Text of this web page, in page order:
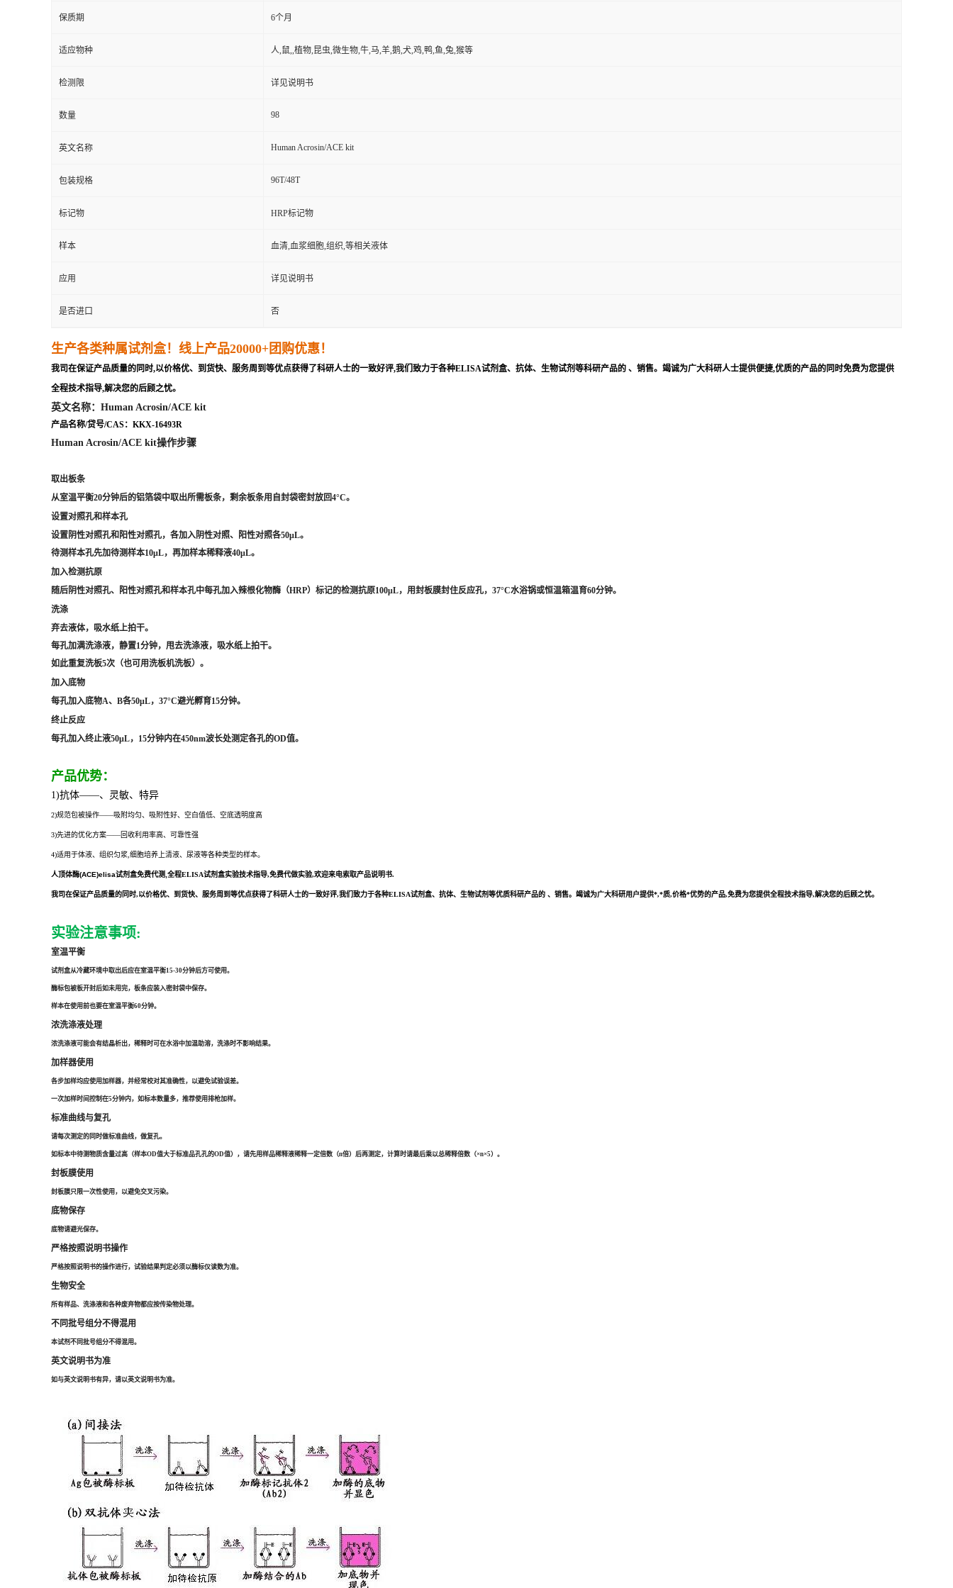
保质期 6个月
适应物种 人,鼠,,植物,昆虫,微生物,牛,马,羊,鹅,犬,鸡,鸭,鱼,兔,猴等
检测限 详见说明书
数量 98
英文名称 Human Acrosin/ACE kit
包装规格 96T/48T
标记物 HRP标记物
样本 血清,血浆细胞,组织,等相关液体
应用 详见说明书
是否进口 否
生产各类种属试剂盒！线上产品20000+团购优惠！
我司在保证产品质量的同时,以价格优、到货快、服务周到等优点获得了科研人士的一致好评,我们致力于各种ELISA试剂盒、抗体、生物试剂等科研产品的 、销售。竭诚为广大科研人士提供便捷,优质的产品的同时免费为您提供
全程技术指导,解决您的后顾之忧。
英文名称：Human Acrosin/ACE kit
产品名称/贷号/CAS：KKX-16493R
Human Acrosin/ACE kit操作步骤
取出板条
从室温平衡20分钟后的铝箔袋中取出所需板条，剩余板条用自封袋密封放回4°C。
设置对照孔和样本孔
设置阴性对照孔和阳性对照孔，各加入阴性对照、阳性对照各50μL。
待测样本孔先加待测样本10μL，再加样本稀释液40μL。
加入检测抗原
随后阴性对照孔、阳性对照孔和样本孔中每孔加入辣根化物酶（HRP）标记的检测抗原100μL，用封板膜封住反应孔，37°C水浴锅或恒温箱温育60分钟。
洗涤
弃去液体，吸水纸上拍干。
每孔加满洗涤液，静置1分钟，甩去洗涤液，吸水纸上拍干。
如此重复洗板5次（也可用洗板机洗板）。
加入底物
每孔加入底物A、B各50μL，37°C避光孵育15分钟。
终止反应
每孔加入终止液50μL，15分钟内在450nm波长处测定各孔的OD值。
产品优势：
1)抗体——、灵敏、特异
2)规范包被操作——吸附均匀、吸附性好、空白值低、空底透明度高
3)先进的优化方案——回收利用率高、可靠性强
4)适用于体液、组织匀浆,细胞培养上清液、尿液等各种类型的样本。
人顶体酶(ACE)elisa试剂盒免费代测,全程ELISA试剂盒实验技术指导,免费代做实验,欢迎来电索取产品说明书.
我司在保证产品质量的同时,以价格优、到货快、服务周到等优点获得了科研人士的一致好评,我们致力于各种ELISA试剂盒、抗体、生物试剂等优质科研产品的 、销售。竭诚为广大科研用户提供*,*质,价格*优势的产品,免费为您提供全程技术指导,解决您的后顾之忧。
实验注意事项:
室温平衡
试剂盒从冷藏环境中取出后应在室温平衡15-30分钟后方可使用。
酶标包被板开封后如未用完，板条应装入密封袋中保存。
样本在使用前也要在室温平衡60分钟。
浓洗涤液处理
浓洗涤液可能会有结晶析出，稀释时可在水浴中加温助溶，洗涤时不影响结果。
加样器使用
各步加样均应使用加样器，并经常校对其准确性，以避免试验误差。
一次加样时间控制在5分钟内，如标本数量多，推荐使用排枪加样。
标准曲线与复孔
请每次测定的同时做标准曲线，做复孔。
如标本中待测物质含量过高（样本OD值大于标准品孔孔的OD值），请先用样品稀释液稀释一定倍数（n倍）后再测定，计算时请最后乘以总稀释倍数（×n×5）。
封板膜使用
封板膜只限一次性使用，以避免交叉污染。
底物保存
底物请避光保存。
严格按照说明书操作
严格按照说明书的操作进行，试验结果判定必须以酶标仪读数为准。
生物安全
所有样品、洗涤液和各种废弃物都应按传染物处理。
不同批号组分不得混用
本试剂不同批号组分不得混用。
英文说明书为准
如与英文说明书有异，请以英文说明书为准。